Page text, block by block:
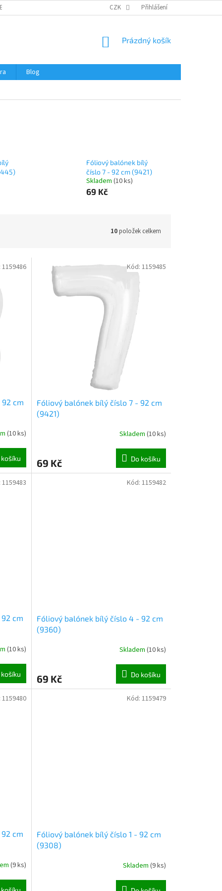
A NÁVODY OBCHODNÍ PODMÍNKY OCHRANA OSOBNÍCH
CZK Přihlášení
NÁKUPNÍ
Prázdný košík
Blog
Fóliový balónek bílý
číslo 7 - 92 cm (9421)
Skladem (10 ks)
69 Kč
10položek celkem
cm
(10 ks)
košíku
1159486
Fóliový balónek bílý číslo 7 - 92 cm
(9421)
Skladem (10 ks)
69 Kč Do košíku
Kód: 1159485
cm
(10 ks)
košíku
1159483
Fóliový balónek bílý číslo 4 - 92 cm
(9360)
Skladem (10 ks)
69 Kč Do košíku
Kód: 1159482
cm
(9 ks)
1159480
Fóliový balónek bílý číslo 1 - 92 cm
(9308)
Skladem (9 ks)
Kód: 1159479